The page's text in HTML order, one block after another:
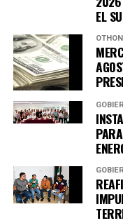
Recibe
Únete al
Quinto
en tu
EL